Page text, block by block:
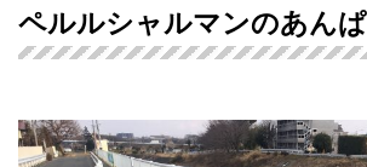
ペルルシャルマンのあん